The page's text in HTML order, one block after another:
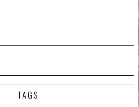
TAGS